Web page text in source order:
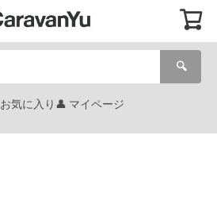
🔍
お気に入り マイページ